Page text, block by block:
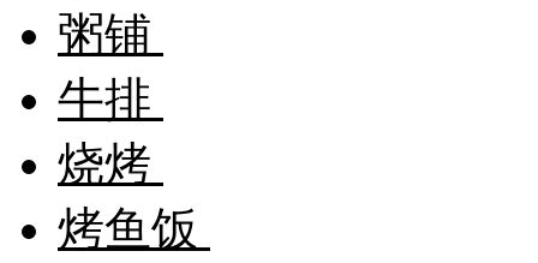
粥铺
牛排
烧烤
烤鱼饭